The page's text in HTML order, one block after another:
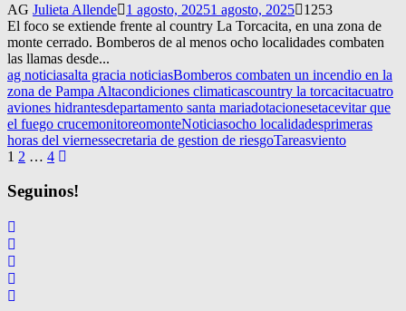
AG Julieta Allende 1 agosto, 20251 agosto, 2025
1253
El foco se extiende frente al country La Torcacita, en una zona de
monte cerrado. Bomberos de al menos ocho localidades combaten
las llamas desde...
ag noticiasalta gracia noticiasBomberos combaten un incendio en la
zona de Pampa Altacondiciones climaticascountry la torcacitacuatro
aviones hidrantesdepartamento santa mariadotacionesetacevitar que
el fuego crucemonitoreomonteNoticiasocho localidadesprimeras
horas del viernessecretaria de gestion de riesgoTareasviento
Navegación
de
entradas
1 2 … 4
Seguinos!